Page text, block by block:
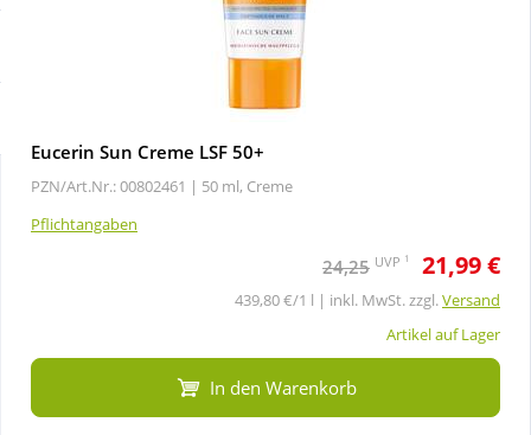
Natur & Homöopathie
Tierbedarf
Eucerin Sun Creme LSF 50+
PZN/Art.Nr.: 00802461 | 50 ml, Creme
Pflichtangaben
24,25 UVP 1 21,99 €
439,80 €/1 l | inkl. MwSt. zzgl.Versand
Artikel auf Lager
In den Warenkorb